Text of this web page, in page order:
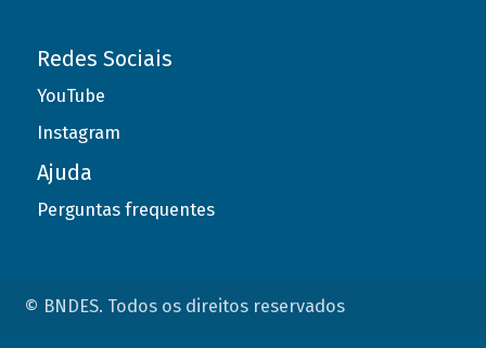
Redes Sociais
YouTube
Instagram
Ajuda
Perguntas frequentes
© BNDES. Todos os direitos reservados